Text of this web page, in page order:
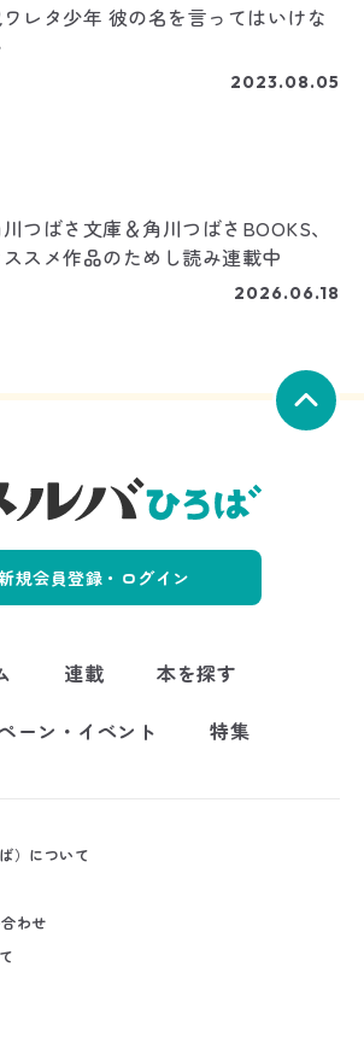
レタ少年 彼の名を言ってはいけな
2023.08.05
つばさ文庫＆角川つばさBOOKS、
スメ作品のためし読み連載中
2026.06.18
規会員登録・ログイン
連載
本を探す
ーン・イベント
特集
）について
わせ